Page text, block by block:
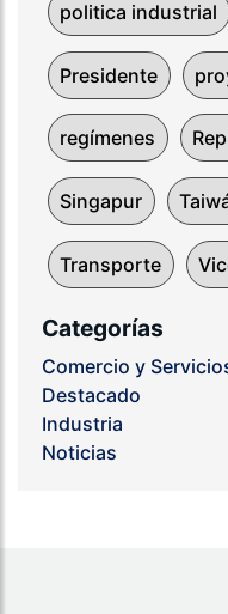
politica industrial
Presidente
regímenes
Singapur
Transporte
Categorías
Comercio y
Destacado
Industria
Noticias